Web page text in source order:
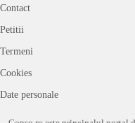
Contact
Petitii
Termeni
Cookies
Date personale